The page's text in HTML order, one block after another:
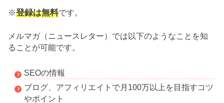
※登録は無料です。
メルマガ（ニュースレター）では以下のようなことを知
ることが可能です。
SEOの情報
ブログ、アフィリエイトで月100万以上を目指すコツ
やポイント